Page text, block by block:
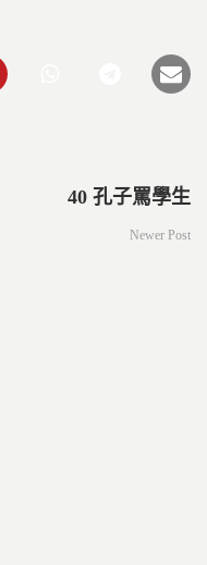
40 孔子罵學生
Newer Post